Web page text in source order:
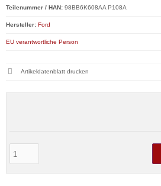
Teilenummer / HAN: 98BB6K608AA P108A
Hersteller: Ford
EU verantwortliche Person
Artikeldatenblatt drucken